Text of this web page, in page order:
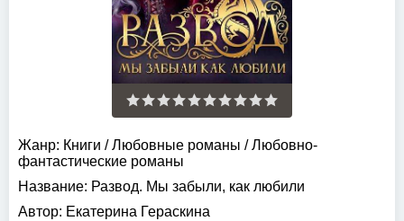
Жанр: Книги /Любовные романы /Любовно-
фантастические романы
Название: Развод. Мы забыли, как любили
Автор: Екатерина Гераскина